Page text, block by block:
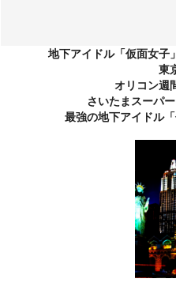
地下アイドル「仮面女子
東
オリコン週
さいたまスーパ
最強の地下アイドル